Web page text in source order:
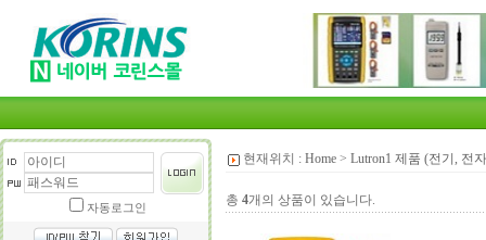
자동로그인
현재위치 : Home > Lutron1 제품 (전기, 전
총 4개의 상품이 있습니다.